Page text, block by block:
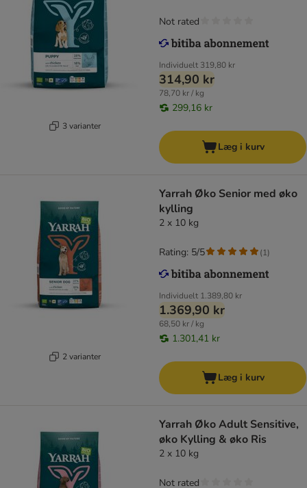
3 varianter
Individuelt 319,80 kr
314,90 kr
78,70 kr / kg
299,16 kr
Not rated
Læg i kurv
2 varianter
Yarrah Øko Senior med øko
kylling
2 x 10 kg
Individuelt 1.389,80 kr
1.369,90 kr
68,50 kr / kg
1.301,41 kr
Rating: 5/5 (1)
Læg i kurv
Yarrah Øko Adult Sensitive,
øko Kylling & øko Ris
2 x 10 kg
Not rated